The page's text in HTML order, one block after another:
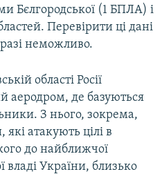
Бєлгородської (1 БПЛА) і
Перевірити ці дані
неможливо.
області Росії
аеродром, де базуються
З нього, зокрема,
які атакують цілі в
до найближчої
владі України, близько